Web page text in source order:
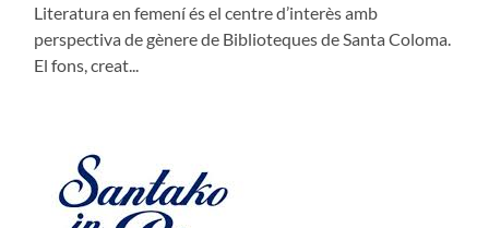
Literatura en femení és el centre d’interès amb
perspectiva de gènere de Biblioteques de Santa Coloma.
El fons, creat...